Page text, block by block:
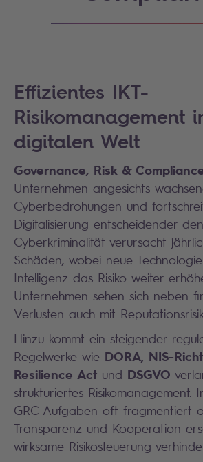
Effizientes IKT-
Risikomanagement
digitalen Welt
Governance, Risk &
Unternehmen angesichts
Cyberbedrohungen und
Digitalisierung entscheidender
Cyberkriminalität verursacht
Schäden, wobei neue
Intelligenz das Risiko weiter
Unternehmen sehen sich neben
Verlusten auch mit
Hinzu kommt ein steigender
Regelwerke wie DORA, NIS-
Resilience Act und DSGVO
strukturiertes Risikomanagement.
GRC-Aufgaben oft fragmentiert
Transparenz und Kooperation
wirksame Risikosteuerung